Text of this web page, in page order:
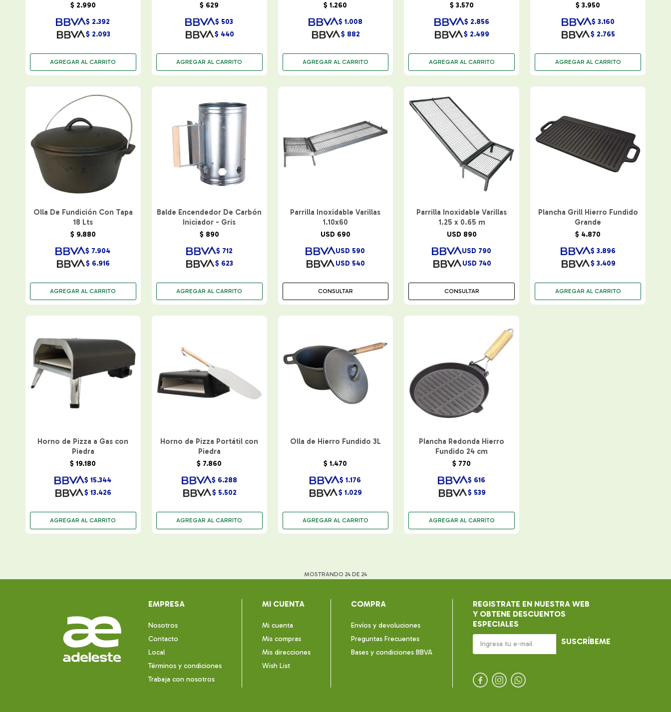
$ 2.990
$ 2.093
$ 2.392
$ 629
$ 440
$ 503
$ 1.260
$ 882
$ 1.008
$ 3.570
$ 2.499
$ 2.856
$ 3.950
$ 2.765
$ 3.160
Olla De Fundición Con Tapa
18 Lts
$ 9.880
$ 6.916
$ 7.904
Balde Encendedor De Carbón
Iniciador - Gris
$ 890
$ 623
$ 712
Parrilla Inoxidable Varillas
1.10x60
USD 690
USD 540
USD 590
CONSULTAR
Parrilla Inoxidable Varillas
1.25 x 0.65 m
USD 890
USD 740
USD 790
CONSULTAR
Plancha Grill Hierro Fundido
Grande
$ 4.870
$ 3.409
$ 3.896
Horno de Pizza a Gas con
Piedra
$ 19.180
$ 13.426
$ 15.344
Horno de Pizza Portátil con
Piedra
$ 7.860
$ 5.502
$ 6.288
Olla de Hierro Fundido 3L
$ 1.470
$ 1.029
$ 1.176
Plancha Redonda Hierro
Fundido 24 cm
$ 770
$ 539
$ 616
MOSTRANDO 24DE 24
EMPRESA
Nosotros
Contacto
Local
Términos y condiciones
Trabaja con nosotros
MI CUENTA
Mi cuenta
Mis compras
Mis direcciones
Wish List
COMPRA
Envíos y devoluciones
Preguntas Frecuentes
Bases y condiciones BBVA
REGISTRATE EN NUESTRA WEB
Y OBTENE DESCUENTOS
ESPECIALES
SUSCRÍBEME
  